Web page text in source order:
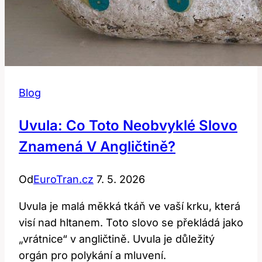
Blog
Uvula: Co Toto Neobvyklé Slovo
Znamená V Angličtině?
OdEuroTran.cz 7. 5. 2026
Uvula je malá měkká tkáň ve vaší krku, která
visí nad hltanem. Toto slovo se překládá jako
„vrátnice“ v angličtině. Uvula je důležitý
orgán pro polykání a mluvení.